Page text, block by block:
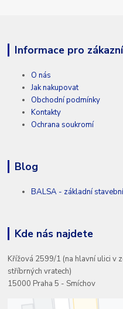
Informace pro
O nás
Jak nakupovat
Obchodní podmínky
Kontakty
Ochrana soukromí
Blog
BALSA - základní
Kde nás najdete
Křížová 2599/1 (na hlavní ulici v
stříbrných vratech)
15000 Praha 5 - Smíchov